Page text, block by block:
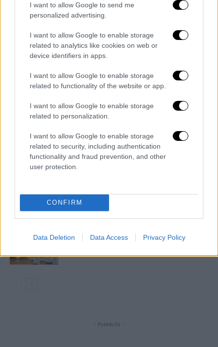
I want to allow Google to send me
personalized advertising.
I want to allow Google to enable storage
related to analytics like cookies on web or
device identifiers in apps.
I want to allow Google to enable storage
related to functionality of the website or app.
I want to allow Google to enable storage
related to personalization.
I want to allow Google to enable storage
related to security, including authentication
functionality and fraud prevention, and other
user protection.
CONFIRM
Data Deletion Data Access Privacy Policy
ARTICOLI CORRELATI ALTRO DALL'AUTORE
Il sì all’assestamento di bilancio, ma è
scontro sui debiti pregressi
proroga è solo l’inizio»
Inclusione e disabilità, il Comune
- Pubblicità -